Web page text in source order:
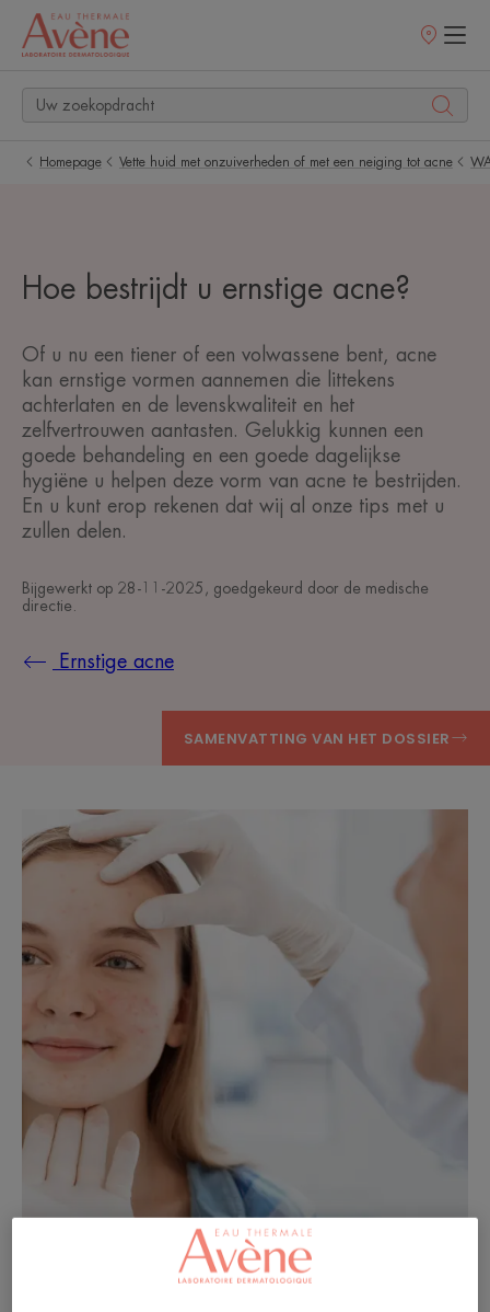
Homepage Vette huid met onzuiverheden of met een neiging tot acne
Hoe bestrijdt u ernstige acne?
Of u nu een tiener of een volwassene bent, acne
kan ernstige vormen aannemen die littekens
achterlaten en de levenskwaliteit en het
zelfvertrouwen aantasten. Gelukkig kunnen een
goede behandeling en een goede dagelijkse
hygiëne u helpen deze vorm van acne te bestrijden.
En u kunt erop rekenen dat wij al onze tips met u
zullen delen.
Bijgewerkt op 28-11-2025 , goedgekeurd door de medische
directie
Ernstige acne
SAMENVATTING VAN HET DOSSIER